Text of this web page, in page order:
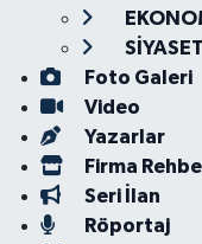
SİYASET
Foto Galeri
Video
Yazarlar
Firma
Seri İlan
Röportaj